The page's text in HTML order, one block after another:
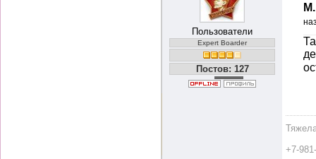
Пользователи
Expert Boarder
Постов: 127
+7-